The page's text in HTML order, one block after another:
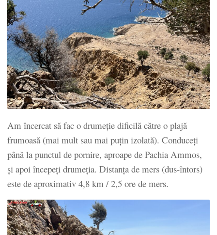
Am încercat să fac o drumeție dificilă către o plajă
frumoasă (mai mult sau mai puțin izolată). Conduceți
până la punctul de pornire, aproape de Pachia Ammos,
și apoi începeți drumeția. Distanța de mers (dus-întors)
este de aproximativ 4,8 km / 2,5 ore de mers.